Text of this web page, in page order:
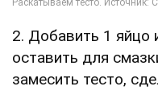
2. Добавить 1 яйцо
оставить для
замесить тесто,